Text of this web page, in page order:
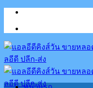
Skip
content